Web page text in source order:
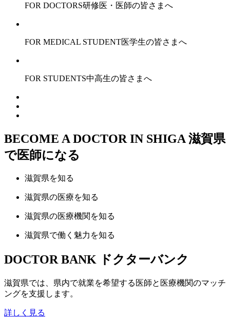
FOR DOCTORS研修医・医師の皆さまへ
FOR MEDICAL STUDENT医学生の皆さまへ
FOR STUDENTS中高生の皆さまへ
BECOME A DOCTOR IN SHIGA 滋賀県
で医師になる
滋賀県を知る
滋賀県の医療を知る
滋賀県の医療機関 を知る
滋賀県で働く魅力 を知る
DOCTOR BANK ドクターバンク
滋賀県では、県内で就業を希望する医師と医療機関のマッチ
ングを支援します。
詳しく見る